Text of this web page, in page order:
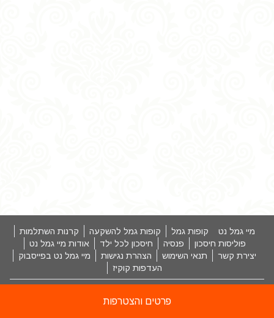
מיי גמל נט קופות גמל קופות גמל להשקעה
קרנות השתלמות
פוליסות חיסכון
פנסיה חיסכון לכל ילד
אודות מיי גמל נט
יצירת קשר
תנאי השימוש הצהרת נגישות
מיי גמל נט בפייסבוק
העדפות קוקיז
© כל הזכויות שמורות למיי גמל נט
פרטים והצטרפות